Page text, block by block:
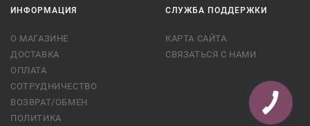
ИНФОРМАЦИЯ
О МАГАЗИНЕ
ДОСТАВКА
ОПЛАТА
СОТРУДНИЧЕСТВО
ВОЗВРАТ/ОБМЕН
ПОЛИТИКА
СЛУЖБА ПОДДЕРЖКИ
КАРТА САЙТА
СВЯЗАТЬСЯ С НАМИ